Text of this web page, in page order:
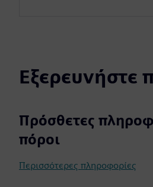
Εξερευνήστε
Πρόσθετες
πόροι
Περισσότερες πληροφορίες